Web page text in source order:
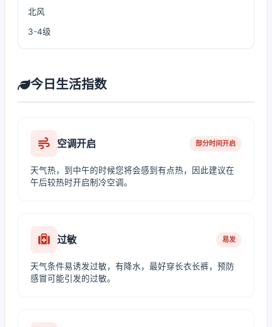
北风
3-4级
今日生活指数
空调开启 部分时间开启
天气热，到中午的时候您将会感到有点热，因此建议在
午后较热时开启制冷空调。
过敏 易发
天气条件易诱发过敏，有降水，最好穿长衣长裤，预防
感冒可能引发的过敏。